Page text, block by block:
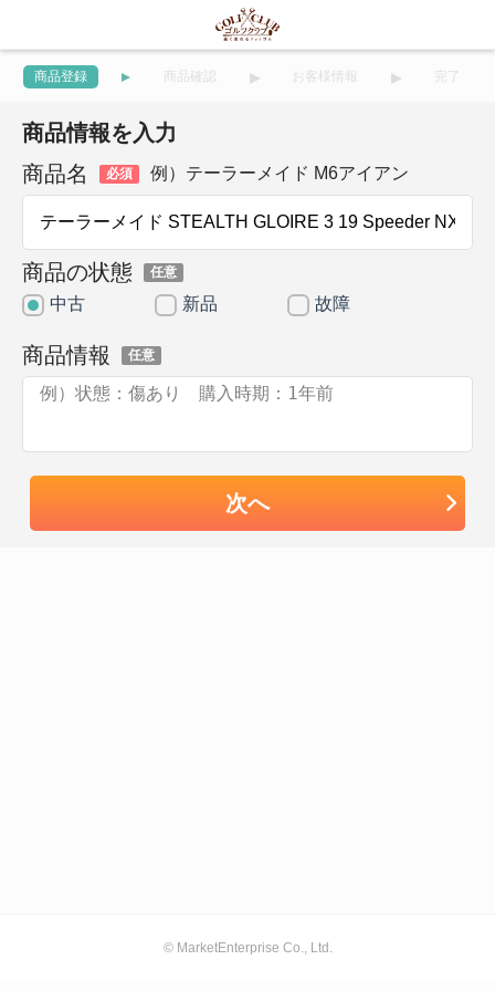
商品登録 商品確認 お客様情報 完了
商品情報を入力
商品名
必須 例）テーラーメイド M6アイアン
商品の状態 任意
中古 新品 故障
商品情報 任意
次へ
© MarketEnterprise Co., Ltd.